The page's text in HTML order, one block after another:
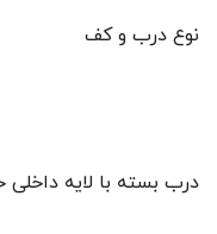
نوع درب و کف
درب بسته با لایه داخلی